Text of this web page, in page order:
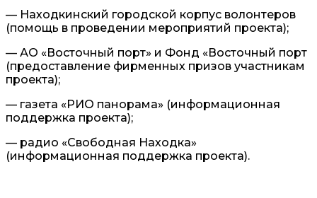
— Находкинский городской корпус волонтеров
(помощь в проведении мероприятий проекта);
— АО «Восточный порт» и Фонд «Восточный порт
(предоставление фирменных призов участникам
проекта);
— газета «РИО панорама» (информационная
поддержка проекта);
— радио «Свободная Находка»
(информационная поддержка проекта).